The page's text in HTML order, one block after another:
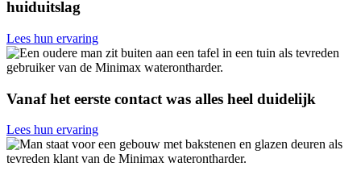
huiduitslag
Lees hun ervaring
Vanaf het eerste contact was alles heel duidelijk
Lees hun ervaring